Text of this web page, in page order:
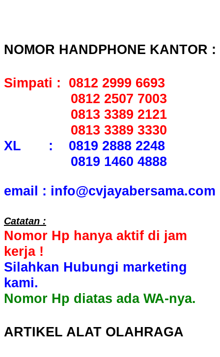
NOMOR HANDPHONE KANTOR :
Simpati : 0812 2999 6693
0812 2507 7003
0813 3389 2121
0813 3389 3330
XL : 0819 2888 2248
0819 1460 4888
email : info@cvjayabersama.com
Catatan :
Nomor Hp hanya aktif di jam
kerja !
Silahkan Hubungi marketing
kami.
Nomor Hp diatas ada WA-nya.
ARTIKEL ALAT OLAHRAGA